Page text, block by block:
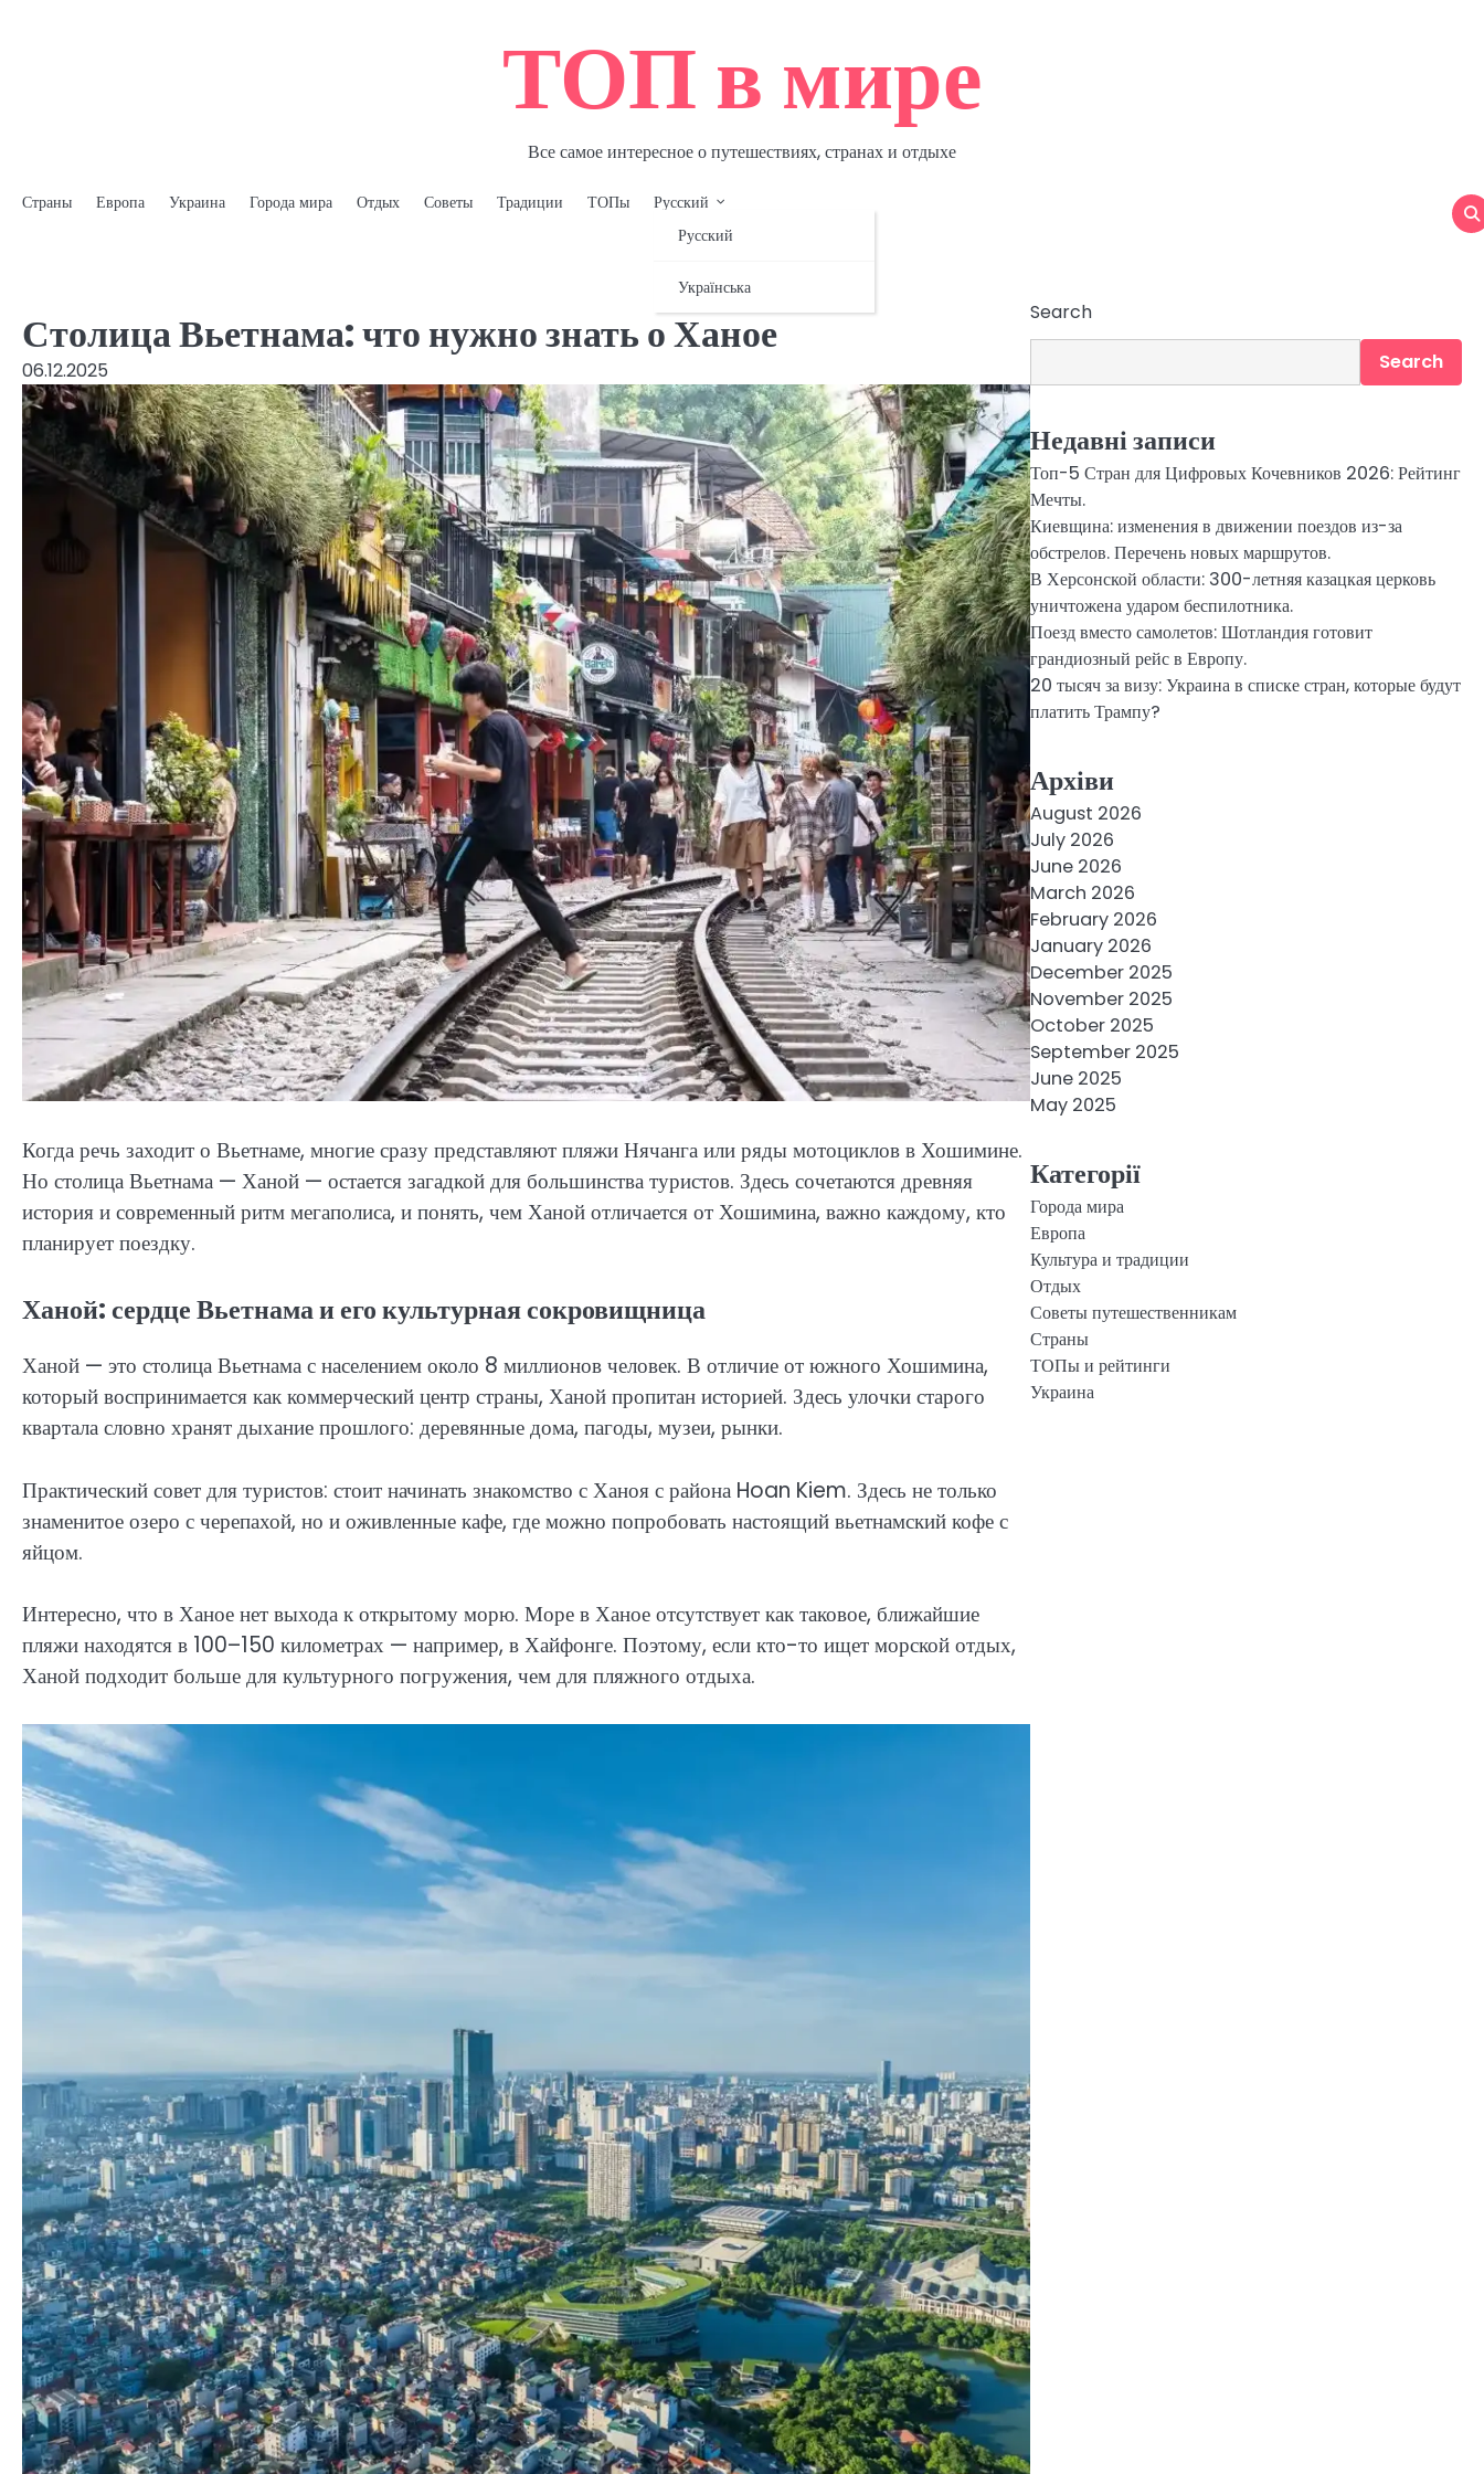
ТОП в мире
Все самое интересное о путешествиях, странах и отдыхе
Страны Европа Украина Города мира Отдых Советы Традиции ТОПы
Русский
Русский
Українська
Столица Вьетнама: что нужно знать о Ханое
06.12.2025
Когда речь заходит о Вьетнаме, многие сразу представляют пляжи Нячанга или ряды мотоциклов в Хошимине.
Но столица Вьетнама — Ханой — остается загадкой для большинства туристов. Здесь сочетаются древняя
история и современный ритм мегаполиса, и понять, чем Ханой отличается от Хошимина, важно каждому, кто
планирует поездку.
Ханой: сердце Вьетнама и его культурная сокровищница
Ханой — это столица Вьетнама с населением около 8 миллионов человек. В отличие от южного Хошимина,
который воспринимается как коммерческий центр страны, Ханой пропитан историей. Здесь улочки старого
квартала словно хранят дыхание прошлого: деревянные дома, пагоды, музеи, рынки.
Практический совет для туристов: стоит начинать знакомство с Ханоя с района Hoan Kiem. Здесь не только
знаменитое озеро с черепахой, но и оживленные кафе, где можно попробовать настоящий вьетнамский кофе с
яйцом.
Интересно, что в Ханое нет выхода к открытому морю. Море в Ханое отсутствует как таковое, ближайшие
пляжи находятся в 100–150 километрах — например, в Хайфонге. Поэтому, если кто-то ищет морской отдых,
Ханой подходит больше для культурного погружения, чем для пляжного отдыха.
Search
Search
Недавні записи
Топ-5 Стран для Цифровых Кочевников 2026: Рейтинг
Мечты.
Киевщина: изменения в движении поездов из-за
обстрелов. Перечень новых маршрутов.
В Херсонской области: 300-летняя казацкая церковь
уничтожена ударом беспилотника.
Поезд вместо самолетов: Шотландия готовит
грандиозный рейс в Европу.
20 тысяч за визу: Украина в списке стран, которые будут
платить Трампу?
Архіви
August 2026
July 2026
June 2026
March 2026
February 2026
January 2026
December 2025
November 2025
October 2025
September 2025
June 2025
May 2025
Категорії
Города мира
Европа
Культура и традиции
Отдых
Советы путешественникам
Страны
ТОПы и рейтинги
Украина